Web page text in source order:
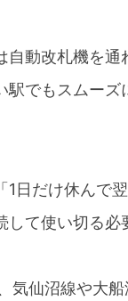
自動改札機を
駅でもスムー
1日だけ休んで
て使い切る必
気仙沼線や大